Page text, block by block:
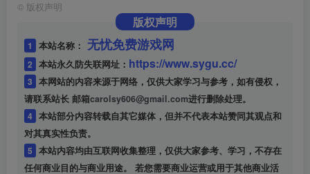
© 版权声明
版权声明
1 本站名称： 无忧免费游戏网
2 本站永久防失联网址： https://www.sygu.cc/
3 本网站的内容来源于网络，仅供大家学习与参考，如有侵权，
请联系站长 邮箱carolsy606@gmail.com进行删除处理。
4 本站部分内容转载自其它媒体，但并不代表本站赞同其观点和
对其真实性负责。
5
任何商业目的与商业用途。 若您需要商业运营或用于其他商业活